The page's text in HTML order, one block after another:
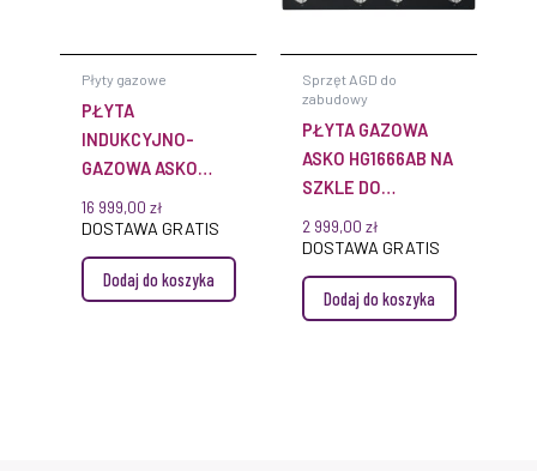
Płyty gazowe
PŁYTA
INDUKCYJNO-
GAZOWA ASKO
HIG89524MGB1 DO
ZABUDOWY
16 999,00 zł
DOSTAWA GRATIS
Dodaj do koszyka
Sprzęt AGD do
zabudowy
PŁYTA GAZOWA
ASKO HG1666AB NA
SZKLE DO
ZABUDOWY
2 999,00 zł
DOSTAWA GRATIS
Dodaj do koszyka